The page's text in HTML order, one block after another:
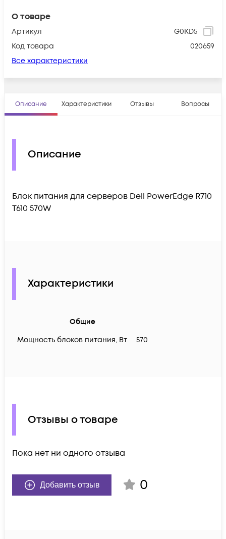
О товаре
Артикул
G0KD5
Код товара
020659
Все характеристики
Описание Характеристики Отзывы Вопросы
Описание
Блок питания для серверов Dell PowerEdge R710
T610 570W
Характеристики
Общие
Мощность блоков питания, Вт
570
Отзывы о товаре
Пока нет ни одного отзыва
Добавить отзыв 0